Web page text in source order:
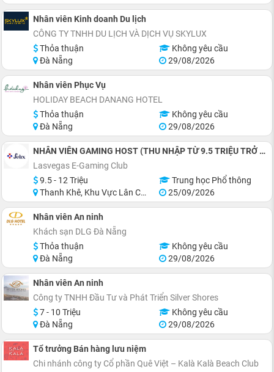
Nhân viên Kinh doanh Du lịch
CÔNG TY TNHH DU LỊCH VÀ DỊCH VỤ SKYLUX
Thỏa thuận
Không yêu cầu
Đà Nẵng
29/08/2026
Nhân viên Phục Vụ
HOLIDAY BEACH DANANG HOTEL
Thỏa thuận
Không yêu cầu
Đà Nẵng
29/08/2026
NHÂN VIÊN GAMING HOST (THU NHẬP TỪ 9.5 TRIỆU TRỞ LÊN)
Lasvegas E-Gaming Club
9.5 - 12 Triệu
Trung học Phổ thông
Thanh Khê, Khu Vực Lân Cận Đà Nẵng
25/09/2026
Nhân viên An ninh
Khách sạn DLG Đà Nẵng
Thỏa thuận
Không yêu cầu
Đà Nẵng
29/08/2026
Nhân viên An ninh
Công ty TNHH Đầu Tư và Phát Triển Silver Shores
7 - 10 Triệu
Không yêu cầu
Đà Nẵng
29/08/2026
Tổ trưởng Bán hàng lưu niệm
Chi nhánh công ty Cổ phần Quê Việt – Kalà Kalà Beach Club